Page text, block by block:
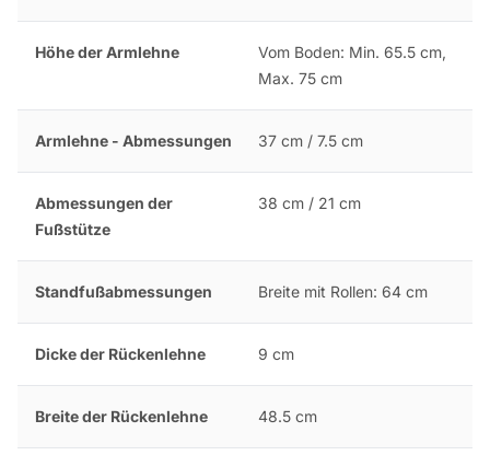
Höhe der Armlehne
Vom Boden: Min. 65.5 cm,
Max. 75 cm
Armlehne - Abmessungen 37 cm / 7.5 cm
Abmessungen der
Fußstütze
38 cm / 21 cm
Standfußabmessungen Breite mit Rollen: 64 cm
Dicke der Rückenlehne 9 cm
Breite der Rückenlehne 48.5 cm